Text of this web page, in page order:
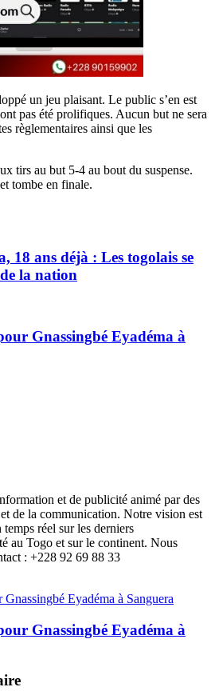
un jeu plaisant. Le public s’en est
pas été prolifiques. Aucun but ne sera
règlementaires ainsi que les
tirs au but 5-4 au bout du suspense.
tombe en finale.
18 ans déjà : Les togolais se
la nation
Gnassingbé Eyadéma à
et de publicité animé par des
de la communication. Notre vision est
réel sur les derniers
au Togo et sur le continent. Nous
: +228 92 69 88 33
Gnassingbé Eyadéma à